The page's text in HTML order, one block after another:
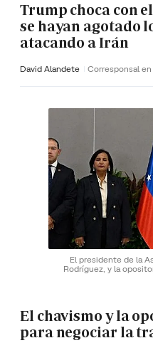
Trump choca con
se hayan agotado
atacando a Irán
David Alandete Corresponsal
El presidente de la
Rodríguez, y la
El chavismo y la
para negociar la